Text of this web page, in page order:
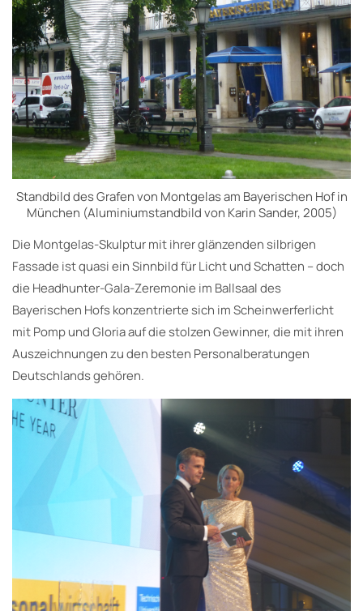
Standbild des Grafen von Montgelas am Bayerischen Hof in
München (Aluminiumstandbild von Karin Sander, 2005)
Die Montgelas-Skulptur mit ihrer glänzenden silbrigen
Fassade ist quasi ein Sinnbild für Licht und Schatten – doch
die Headhunter-Gala-Zeremonie im Ballsaal des
Bayerischen Hofs konzentrierte sich im Scheinwerferlicht
mit Pomp und Gloria auf die stolzen Gewinner, die mit ihren
Auszeichnungen zu den besten Personalberatungen
Deutschlands gehören.